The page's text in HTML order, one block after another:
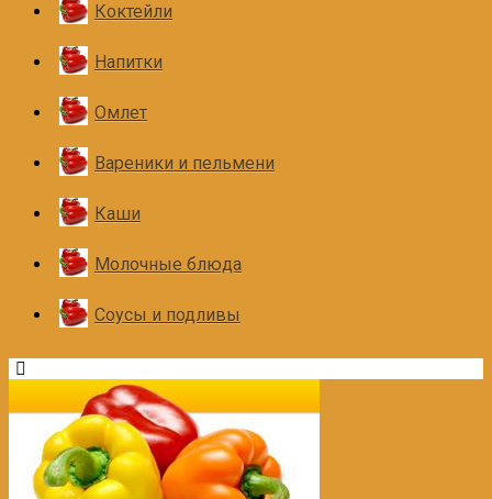
Коктейли
Напитки
Омлет
Вареники и пельмени
Каши
Молочные блюда
Соусы и подливы